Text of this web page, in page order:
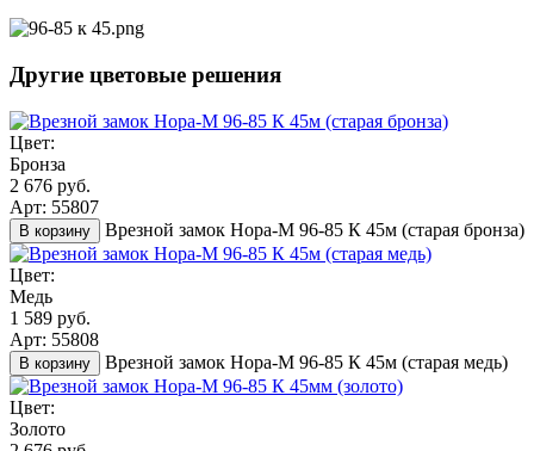
Другие цветовые решения
Цвет:
Бронза
2 676 руб.
Арт: 55807
В корзину Врезной замок Нора-М 96-85 К 45м (старая бронза)
Цвет:
Медь
1 589 руб.
Арт: 55808
В корзину Врезной замок Нора-М 96-85 К 45м (старая медь)
Цвет:
Золото